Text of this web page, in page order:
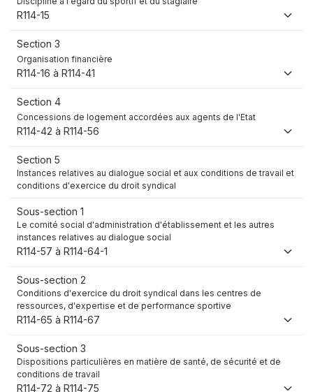
R114-15
Section 3
Organisation financière
R114-16 à R114-41
Section 4
Concessions de logement accordées aux agents de l'Etat
R114-42 à R114-56
Section 5
Instances relatives au dialogue social et aux conditions de travail et
conditions d'exercice du droit syndical
Sous-section 1
Le comité social d'administration d'établissement et les autres
instances relatives au dialogue social
R114-57 à R114-64-1
Sous-section 2
Conditions d'exercice du droit syndical dans les centres de
ressources, d'expertise et de performance sportive
R114-65 à R114-67
Sous-section 3
Dispositions particulières en matière de santé, de sécurité et de
conditions de travail
R114-72 à R114-75